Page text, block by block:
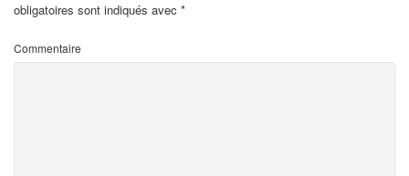
obligatoires sont indiqués avec *
Commentaire